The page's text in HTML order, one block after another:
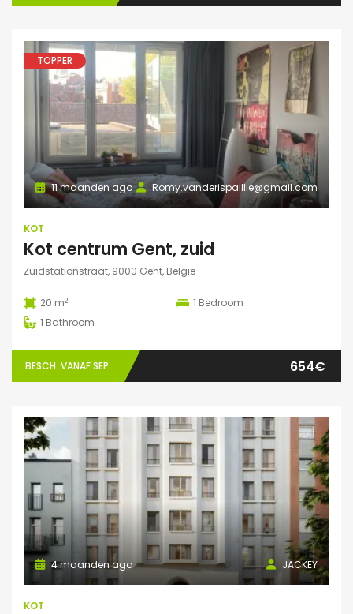
TOPPER
Romy.vanderispaillie@gmail.com
11 maanden ago
KOT
Kot centrum Gent, zuid
Zuidstationstraat, 9000 Gent, België
20 m2 1 Bedroom
1 Bathroom
BESCH. VANAF SEP. 654€
JACKEY
4 maanden ago
KOT